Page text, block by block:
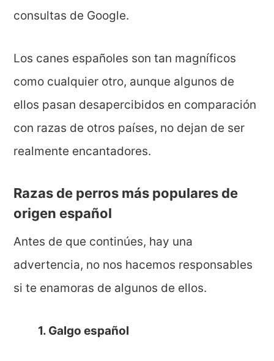
consultas de Google.
Los canes españoles son tan magníficos
como cualquier otro, aunque algunos de
ellos pasan desapercibidos en comparación
con razas de otros países, no dejan de ser
realmente encantadores.
Razas de perros más populares de
origen español
Antes de que continúes, hay una
advertencia, no nos hacemos responsables
si te enamoras de algunos de ellos.
1. Galgo español